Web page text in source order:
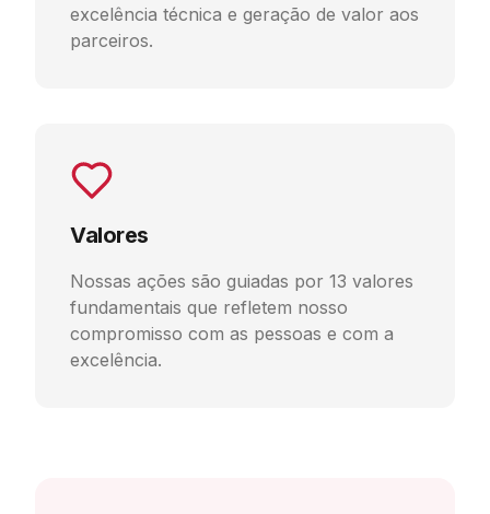
excelência técnica e geração de valor aos
parceiros.
Valores
Nossas ações são guiadas por 13 valores
fundamentais que refletem nosso
compromisso com as pessoas e com a
excelência.